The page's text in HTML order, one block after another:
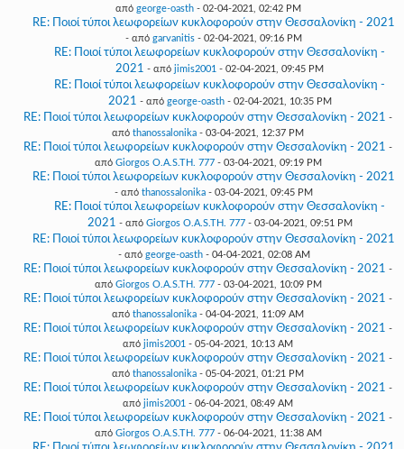
από george-oasth- 02-04-2021, 02:42 PM
RE: Ποιοί τύποι λεωφορείων κυκλοφορούν στην Θεσσαλονίκη - 2021
- από garvanitis - 02-04-2021, 09:16 PM
RE: Ποιοί τύποι λεωφορείων κυκλοφορούν στην Θεσσαλονίκη -
2021 - από jimis2001 - 02-04-2021, 09:45 PM
RE: Ποιοί τύποι λεωφορείων κυκλοφορούν στην Θεσσαλονίκη -
2021 - από george-oasth- 02-04-2021, 10:35 PM
RE: Ποιοί τύποι λεωφορείων κυκλοφορούν στην Θεσσαλονίκη - 2021 -
από thanossalonika - 03-04-2021, 12:37 PM
RE: Ποιοί τύποι λεωφορείων κυκλοφορούν στην Θεσσαλονίκη - 2021 -
από Giorgos O.A.S.TH. 777- 03-04-2021, 09:19 PM
RE: Ποιοί τύποι λεωφορείων κυκλοφορούν στην Θεσσαλονίκη - 2021
- από thanossalonika - 03-04-2021, 09:45 PM
RE: Ποιοί τύποι λεωφορείων κυκλοφορούν στην Θεσσαλονίκη -
2021 - από Giorgos O.A.S.TH. 777- 03-04-2021, 09:51 PM
RE: Ποιοί τύποι λεωφορείων κυκλοφορούν στην Θεσσαλονίκη - 2021
- από george-oasth- 04-04-2021, 02:08 AM
RE: Ποιοί τύποι λεωφορείων κυκλοφορούν στην Θεσσαλονίκη - 2021 -
από Giorgos O.A.S.TH. 777- 03-04-2021, 10:09 PM
RE: Ποιοί τύποι λεωφορείων κυκλοφορούν στην Θεσσαλονίκη - 2021 -
από thanossalonika - 04-04-2021, 11:09 AM
RE: Ποιοί τύποι λεωφορείων κυκλοφορούν στην Θεσσαλονίκη - 2021 -
από jimis2001 - 05-04-2021, 10:13 AM
RE: Ποιοί τύποι λεωφορείων κυκλοφορούν στην Θεσσαλονίκη - 2021 -
από thanossalonika - 05-04-2021, 01:21 PM
RE: Ποιοί τύποι λεωφορείων κυκλοφορούν στην Θεσσαλονίκη - 2021 -
από jimis2001 - 06-04-2021, 08:49 AM
RE: Ποιοί τύποι λεωφορείων κυκλοφορούν στην Θεσσαλονίκη - 2021 -
από Giorgos O.A.S.TH. 777- 06-04-2021, 11:38 AM